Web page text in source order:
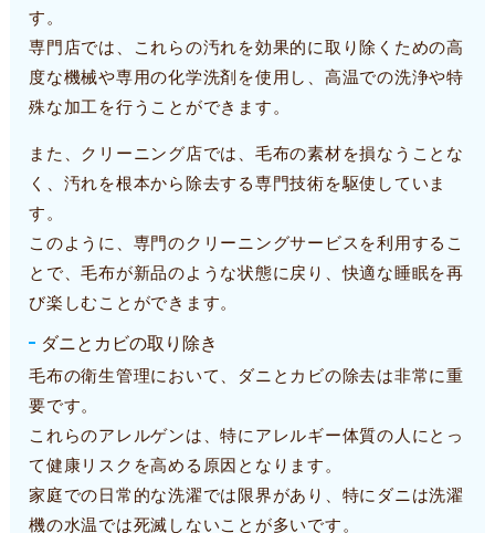
す。
専門店では、これらの汚れを効果的に取り除くための高
度な機械や専用の化学洗剤を使用し、高温での洗浄や特
殊な加工を行うことができます。
また、クリーニング店では、毛布の素材を損なうことな
く、汚れを根本から除去する専門技術を駆使していま
す。
このように、専門のクリーニングサービスを利用するこ
とで、毛布が新品のような状態に戻り、快適な睡眠を再
び楽しむことができます。
ダニとカビの取り除き
毛布の衛生管理において、ダニとカビの除去は非常に重
要です。
これらのアレルゲンは、特にアレルギー体質の人にとっ
て健康リスクを高める原因となります。
家庭での日常的な洗濯では限界があり、特にダニは洗濯
機の水温では死滅しないことが多いです。